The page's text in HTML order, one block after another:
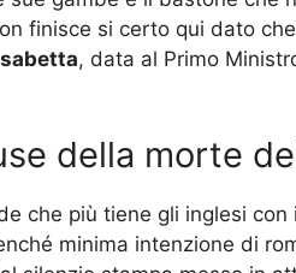
finisce si certo qui dato che
, data al Primo
della morte
che più tiene gli inglesi
minima intenzione di